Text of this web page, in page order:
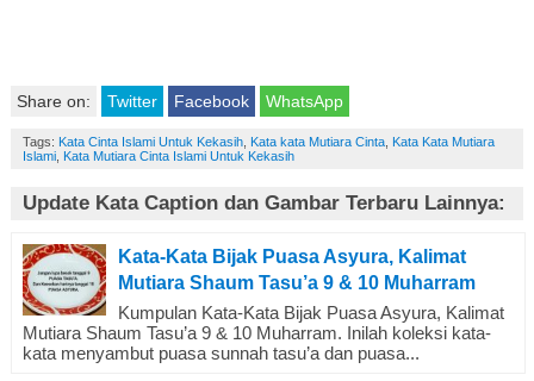
Share on: Twitter Facebook WhatsApp
Tags: Kata Cinta Islami Untuk Kekasih, Kata kata Mutiara Cinta, Kata Kata Mutiara
Islami, Kata Mutiara Cinta Islami Untuk Kekasih
Update Kata Caption dan Gambar Terbaru Lainnya:
Kata-Kata Bijak Puasa Asyura, Kalimat
Mutiara Shaum Tasu’a 9 & 10 Muharram
Kumpulan Kata-Kata Bijak Puasa Asyura, Kalimat
Mutiara Shaum Tasu’a 9 & 10 Muharram. Inilah koleksi kata-
kata menyambut puasa sunnah tasu’a dan puasa...